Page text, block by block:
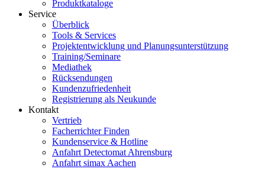
Produktkataloge
Service
Überblick
Tools & Services
Projektentwicklung und Planungsunterstützung
Training/Seminare
Mediathek
Rücksendungen
Kundenzufriedenheit
Registrierung als Neukunde
Kontakt
Vertrieb
Facherrichter Finden
Kundenservice & Hotline
Anfahrt Detectomat Ahrensburg
Anfahrt simax Aachen